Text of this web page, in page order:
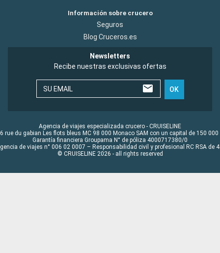
Información sobre crucero
Seguros
Blog Cruceros.es
Newsletters
Recibe nuestras exclusivas ofertas
SU EMAIL OK
Agencia de viajes especializada crucero - CRUISELINE
rue du gabian Les flots bleus MC 98 000 Monaco SAM con un capital de 150 000
Garantía financiera Groupama N° de póliza 4000717380/0
de viajes n° 006 02 0007 – Responsabilidad civil y profesional RC RSA de
© CRUISELINE 2026 - all rights reserved